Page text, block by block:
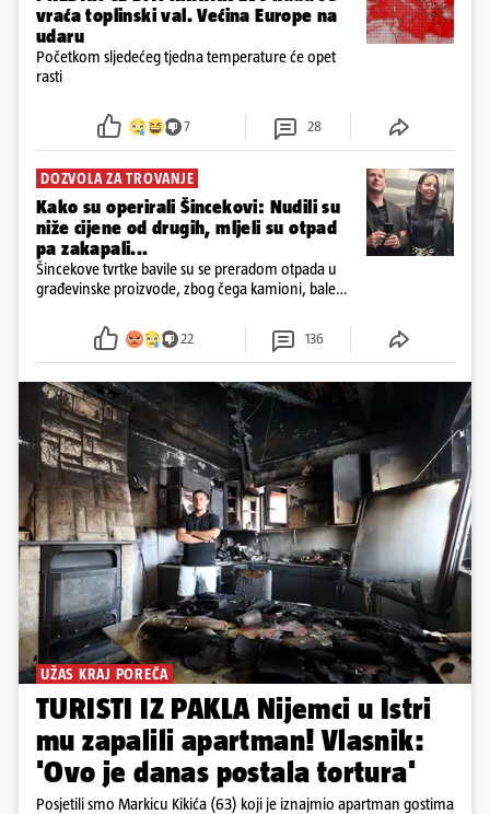
vraća toplinski val. Većina Europe na
udaru
Početkom sljedećeg tjedna temperature će opet
rasti
7 28
DOZVOLA ZA TROVANJE
Kako su operirali Šincekovi: Nudili su
niže cijene od drugih, mljeli su otpad
pa zakapali...
Šincekove tvrtke bavile su se preradom otpada u
građevinske proizvode, zbog čega kamioni, bale
22 136
UŽAS KRAJ POREČA
TURISTI IZ PAKLA Nijemci u Istri
mu zapalili apartman! Vlasnik:
'Ovo je danas postala tortura'
Posjetili smo Markicu Kikića (63) koji je iznajmio apartman gostima